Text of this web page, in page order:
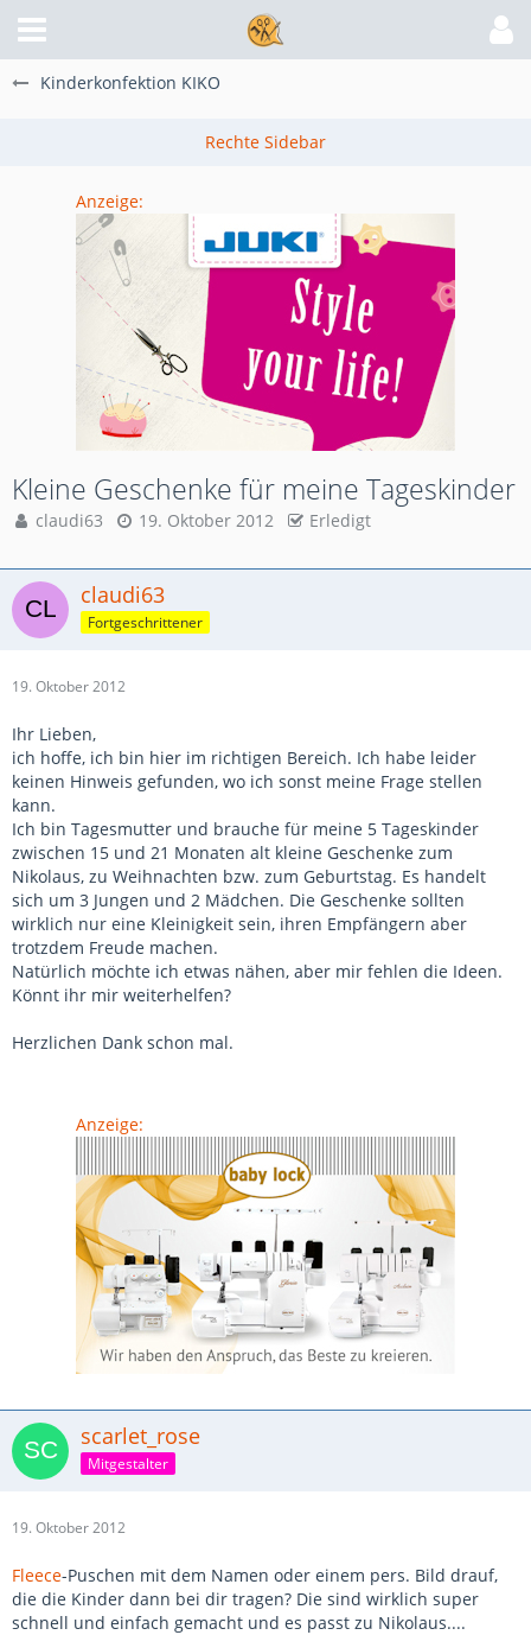
Kinderkonfektion KIKO
Anzeige:
Kleine Geschenke für meine Tageskinder
claudi63 19. Oktober 2012 Erledigt
claudi63
Fortgeschrittener
19. Oktober 2012
Ihr Lieben,
ich hoffe, ich bin hier im richtigen Bereich. Ich habe leider
keinen Hinweis gefunden, wo ich sonst meine Frage stellen
kann.
Ich bin Tagesmutter und brauche für meine 5 Tageskinder
zwischen 15 und 21 Monaten alt kleine Geschenke zum
Nikolaus, zu Weihnachten bzw. zum Geburtstag. Es handelt
sich um 3 Jungen und 2 Mädchen. Die Geschenke sollten
wirklich nur eine Kleinigkeit sein, ihren Empfängern aber
trotzdem Freude machen.
Natürlich möchte ich etwas nähen, aber mir fehlen die Ideen.
Könnt ihr mir weiterhelfen?
Herzlichen Dank schon mal.
Anzeige:
scarlet_rose
Mitgestalter
19. Oktober 2012
Fleece-Puschen mit dem Namen oder einem pers. Bild drauf,
die die Kinder dann bei dir tragen? Die sind wirklich super
schnell und einfach gemacht und es passt zu Nikolaus....